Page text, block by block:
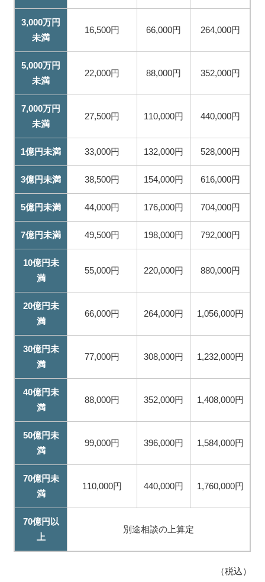
3,000万円
未満
16,500円 66,000円 264,000円
5,000万円
未満
22,000円 88,000円 352,000円
7,000万円
未満
27,500円 110,000円 440,000円
1億円未満 33,000円 132,000円 528,000円
3億円未満 38,500円 154,000円 616,000円
5億円未満 44,000円 176,000円 704,000円
7億円未満 49,500円 198,000円 792,000円
10億円未
満
55,000円 220,000円 880,000円
20億円未
満
66,000円 264,000円 1,056,000円
30億円未
満
77,000円 308,000円 1,232,000円
40億円未
満
88,000円 352,000円 1,408,000円
50億円未
満
99,000円 396,000円 1,584,000円
70億円未
満
110,000円 440,000円 1,760,000円
70億円以
上
別途相談の上算定
（税込）